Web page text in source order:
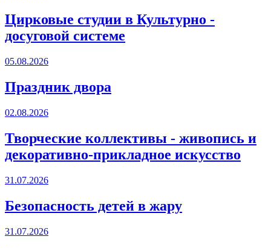
Цирковые студии в Культурно -
досуговой системе
05.08.2026
Праздник двора
02.08.2026
Творческие коллективы - живопись и
декоративно-прикладное искусство
31.07.2026
Безопасность детей в жару
31.07.2026